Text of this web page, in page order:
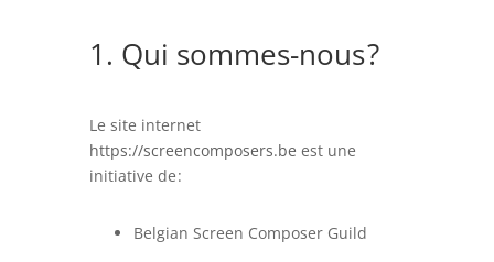
1. Qui sommes-nous ?
Le site internet
https://screencomposers.be est une
initiative de :
Belgian Screen Composer Guild